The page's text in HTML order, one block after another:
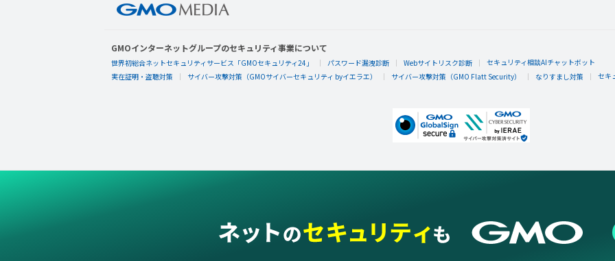
GMOインターネットグループのセキュリティ事業について
世界初総合ネットセキュリティサービス「GMOセキュリティ24」 パスワード漏洩診断 Webサイトリスク診断
セキュリティ相談AIチャットボット
実在証明・盗聴対策
サイバー攻撃対策（GMOサイバーセキュリティ byイエラエ） サイバー攻撃対策（GMO Flatt Security） なりすまし対策 セキ